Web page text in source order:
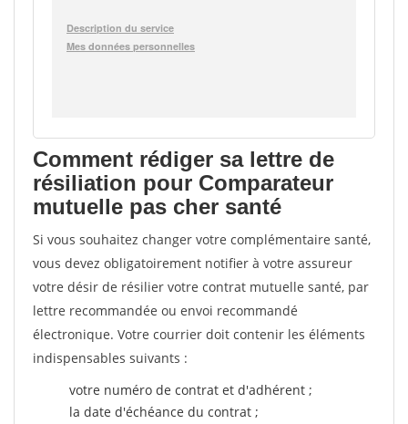
Comment rédiger sa lettre de
résiliation pour Comparateur
mutuelle pas cher santé
Si vous souhaitez changer votre complémentaire santé,
vous devez obligatoirement notifier à votre assureur
votre désir de résilier votre contrat mutuelle santé, par
lettre recommandée ou envoi recommandé
électronique. Votre courrier doit contenir les éléments
indispensables suivants :
votre numéro de contrat et d'adhérent ;
la date d'échéance du contrat ;